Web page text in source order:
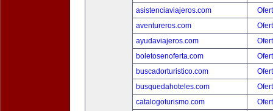
asistenciaviajeros.com
aventureros.com
ayudaviajeros.com
boletosenoferta.com
buscadorturistico.com
busquedahoteles.com
catalogoturismo.com